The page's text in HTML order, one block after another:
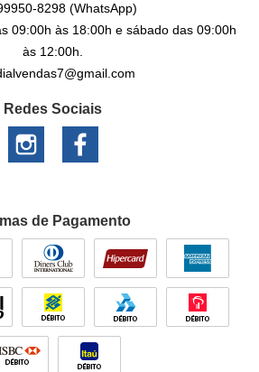
8298 (WhatsApp)
09:00h às 18:00h e sábado das 09:00h
às 12:00h.
Redes Sociais
de Pagamento